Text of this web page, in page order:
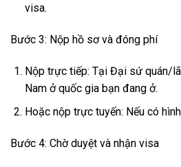
visa.
Bước 3: Nộp hồ sơ và đóng phí
Nộp trực tiếp: Tại Đại sứ quán/
Nam ở quốc gia bạn đang ở.
Hoặc nộp trực tuyến: Nếu có
Bước 4: Chờ duyệt và nhận visa